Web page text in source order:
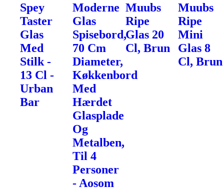
Spey
Taster
Glas
Med
Stilk -
13 Cl -
Urban
Bar
Moderne
Glas
Spisebord,
70 Cm
Diameter,
Køkkenbord
Med
Hærdet
Glasplade
Og
Metalben,
Til 4
Personer
- Aosom
Muubs
Ripe
Glas 20
Cl, Brun
Muubs
Ripe
Mini
Glas 8
Cl, Brun